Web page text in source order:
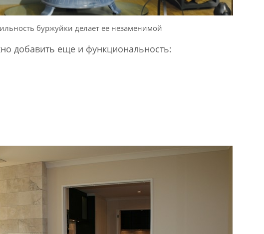
буржуйки делает ее незаменимой
добавить еще и функциональность: